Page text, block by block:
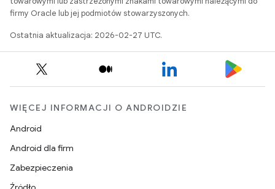
firmy Oracle lub jej podmiotów stowarzyszonych.
Ostatnia aktualizacja: 2026-02-27 UTC.
WIĘCEJ INFORMACJI O ANDROIDZIE
Android
Android dla firm
Zabezpieczenia